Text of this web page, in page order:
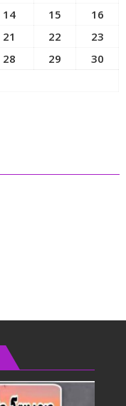
14 15
16
21 22
23
28 29
30